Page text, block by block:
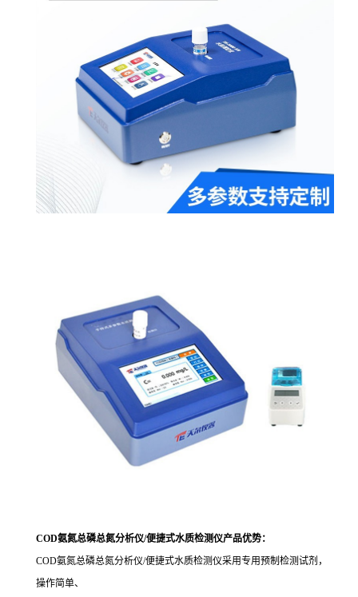
COD氨氮总磷总氮分析仪/便捷式水质检测仪产品优势：
COD氨氮总磷总氮分析仪/便捷式水质检测仪采用专用预制检测试剂，
操作简单、